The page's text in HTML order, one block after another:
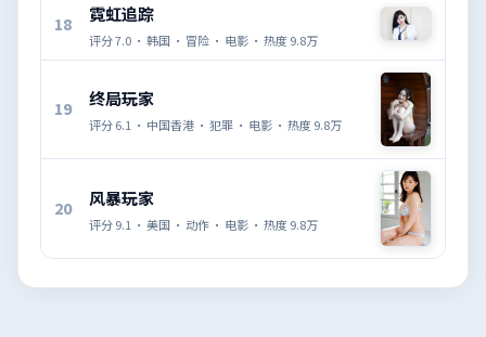
18 霓虹追踪
评分7.0 · 韩国 · 冒险 · 电影 · 热度9.8万
19 终局玩家
评分6.1 · 中国香港 · 犯罪 · 电影 · 热度9.8万
20 风暴玩家
评分9.1 · 美国 · 动作 · 电影 · 热度9.8万